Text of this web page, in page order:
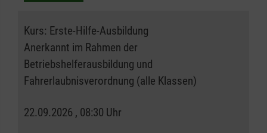
Kurs: Erste-Hilfe-Ausbildung
Anerkannt im Rahmen der
Betriebshelferausbildung und
Fahrerlaubnisverordnung (alle Klassen)
22.09.2026 , 08:30 Uhr